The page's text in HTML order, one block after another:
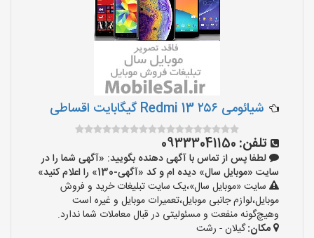
شیائومی Redmi 13 ۲۵۶ گیگابایت اقساطی
تلفن: 09333041150
لطفا پس از تماس با آگهی دهنده بگویید: «آگهی شما را در
سایت «موبایل سال» دیده ام و کد «آگهی-130» را اعلام کنید»
سایت «موبایل سال»،یک سایت تبلیغات خرید و فروش
موبایل،لوازم جانبی موبایل،تعمیرات موبایل و غیره است
وهیچ‌گونه منفعت و مسئولیتی در قبال معاملات شما ندارد.
مکان:گیلان - رشت